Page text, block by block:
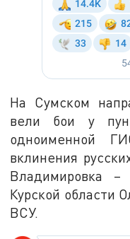
На Сумском
вели бои у
одноименной
вклинения
Владимировка
Курской области
ВСУ.